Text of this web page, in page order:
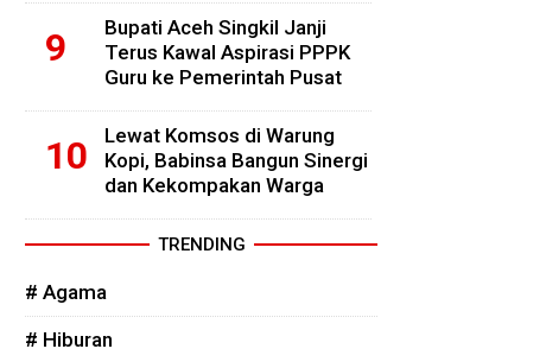
Bupati Aceh Singkil Janji
Terus Kawal Aspirasi PPPK
Guru ke Pemerintah Pusat
Lewat Komsos di Warung
Kopi, Babinsa Bangun Sinergi
dan Kekompakan Warga
TRENDING
# Agama
# Hiburan